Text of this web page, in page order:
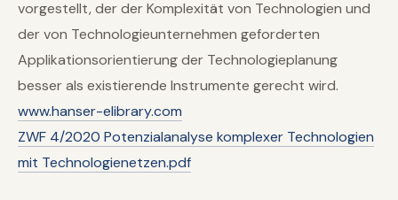
vorgestellt, der der Komplexität von Technologien und
der von Technologieunternehmen geforderten
Applikationsorientierung der Technologieplanung
besser als existierende Instrumente gerecht wird.
www.hanser-elibrary.com
ZWF 4/2020 Potenzialanalyse komplexer Technologien
mit Technologienetzen.pdf